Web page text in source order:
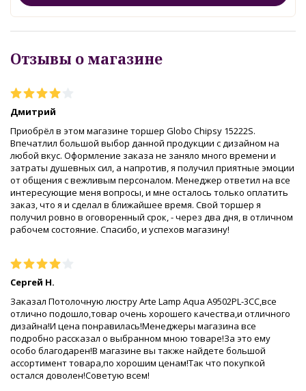
Отзывы о магазине
Дмитрий
Приобрёл в этом магазине торшер Globo Chipsy 15222S.
Впечатлил большой выбор данной продукции с дизайном на
любой вкус. Оформление заказа не заняло много времени и
затраты душевных сил, а напротив, я получил приятные эмоции
от общения с вежливым персоналом. Менеджер ответил на все
интересующие меня вопросы, и мне осталось только оплатить
заказ, что я и сделал в ближайшее время. Свой торшер я
получил ровно в оговоренный срок, - через два дня, в отличном
рабочем состояние. Спасибо, и успехов магазину!
Сергей Н.
Заказал Потолочную люстру Arte Lamp Aqua A9502PL-3CC,все
отлично подошло,товар очень хорошего качества,и отличного
дизайна!И цена понравилась!Менеджеры магазина все
подробно рассказал о выбранном мною товаре!За это ему
особо благодарен!В магазине вы также найдете большой
ассортимент товара,по хорошим ценам!Так что покупкой
остался доволен!Советую всем!